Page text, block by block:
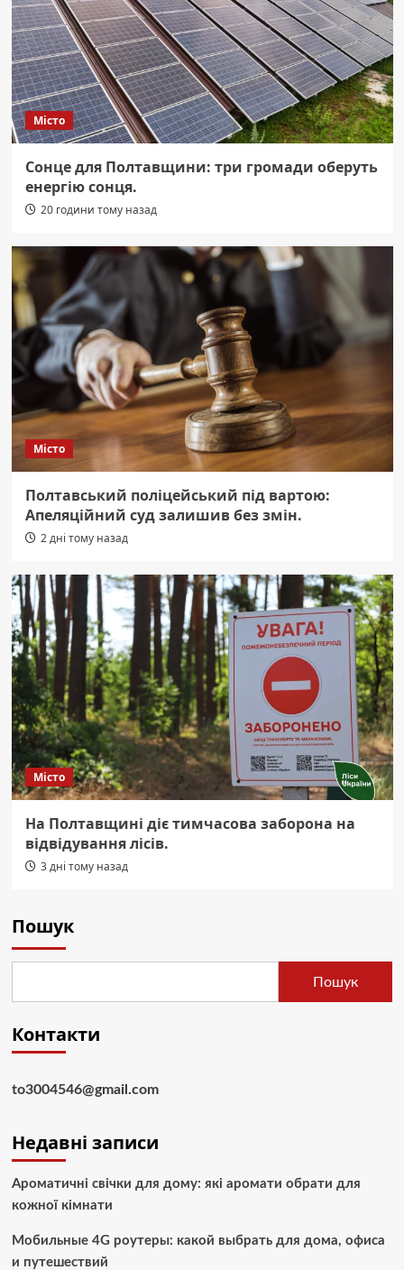
Місто
Сонце для Полтавщини: три громади оберуть
енергію сонця.
20 години тому назад
Місто
Полтавський поліцейський під вартою:
Апеляційний суд залишив без змін.
2 дні тому назад
Місто
На Полтавщині діє тимчасова заборона на
відвідування лісів.
3 дні тому назад
Пошук
Пошук
Контакти
to3004546@gmail.com
Недавні записи
Ароматичні свічки для дому: які аромати обрати для
кожної кімнати
Мобильные 4G роутеры: какой выбрать для дома, офиса
и путешествий